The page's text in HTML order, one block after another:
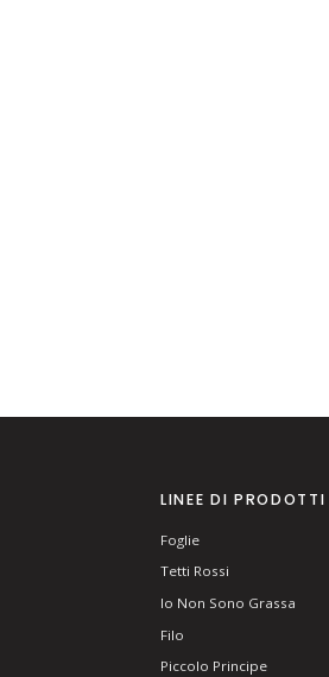
LINEE DI PRODOTTI
Foglie
Tetti Rossi
Io Non Sono Grassa
Filo
Piccolo Principe